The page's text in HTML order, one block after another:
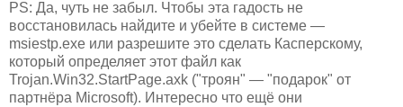
PS: Да, чуть не забыл. Чтобы эта гадость не
восстановилась найдите и убейте в системе —
msiestp.exe или разрешите это сделать Касперскому,
который определяет этот файл как
Trojan.Win32.StartPage.axk ("троян" — "подарок" от
партнёра Microsoft). Интересно что ещё они